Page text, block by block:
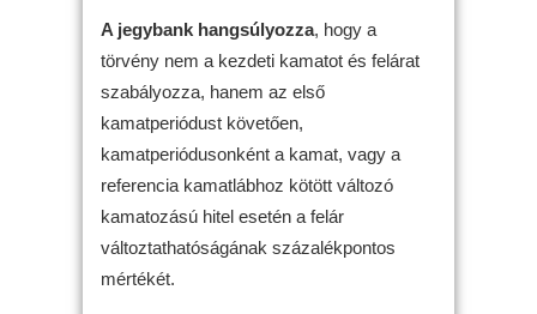
A jegybank hangsúlyozza, hogy a
törvény nem a kezdeti kamatot és felárat
szabályozza, hanem az első
kamatperiódust követően,
kamatperiódusonként a kamat, vagy a
referencia kamatlábhoz kötött változó
kamatozású hitel esetén a felár
változtathatóságának százalékpontos
mértékét.